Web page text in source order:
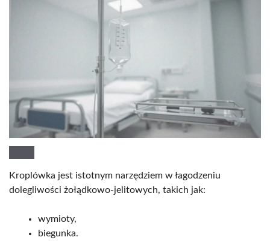
Kroplówka jest istotnym narzędziem w łagodzeniu
dolegliwości żołądkowo-jelitowych, takich jak:
wymioty,
biegunka.